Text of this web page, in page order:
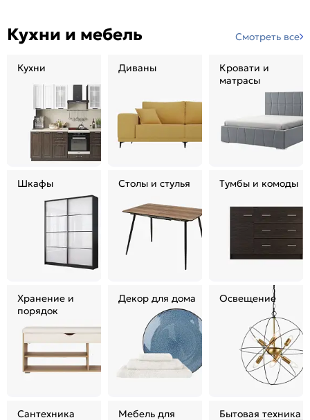
Кухни и мебель Смотреть все
Кухни Диваны
Кровати и
матрасы
Шкафы Столы и стулья Тумбы и комоды
Хранение и
порядок
Декор для дома Освещение
Сантехника
Мебель для
Бытовая техника